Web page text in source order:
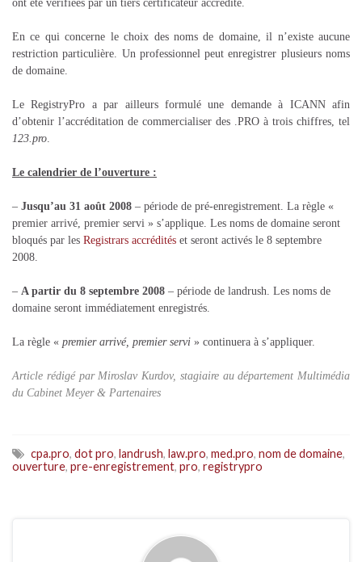
ont été vérifiées par un tiers certificateur accrédité.
En ce qui concerne le choix des noms de domaine, il n’existe aucune
restriction particulière. Un professionnel peut enregistrer plusieurs noms
de domaine.
Le RegistryPro a par ailleurs formulé une demande à ICANN afin
d’obtenir l’accréditation de commercialiser des .PRO à trois chiffres, tel
123.pro
Le calendrier de l’ouverture :
– Jusqu’au 31 août 2008 – période de pré-enregistrement. La règle «
premier arrivé, premier servi » s’applique. Les noms de domaine seront
bloqués par les Registrars accrédités et seront activés le 8 septembre
2008.
– A partir du 8 septembre 2008 – période de landrush. Les noms de
domaine seront immédiatement enregistrés.
La règle « premier arrivé, premier servi » continuera à s’appliquer.
Article rédigé par Miroslav Kurdov, stagiaire au département Multimédia
du Cabinet Meyer & Partenaires
cpa.pro, dot pro, landrush, law.pro, med.pro, nom de domaine,
ouverture, pre-enregistrement, pro, registrypro